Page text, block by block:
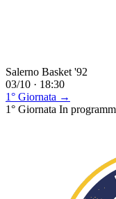
Salerno Basket '92
03/10 · 18:30
1° Giornata →
1° Giornata In